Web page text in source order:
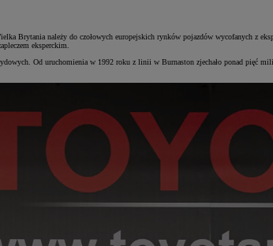
Brytania należy do czołowych europejskich rynków pojazdów wycofanych z
eksperckim.
Od uruchomienia w 1992 roku z linii w Burnaston zjechało ponad pięć